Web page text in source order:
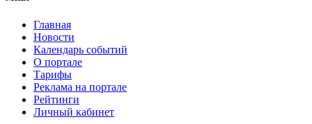
Главная
Новости
Календарь событий
О портале
Тарифы
Реклама на портале
Рейтинги
Личный кабинет